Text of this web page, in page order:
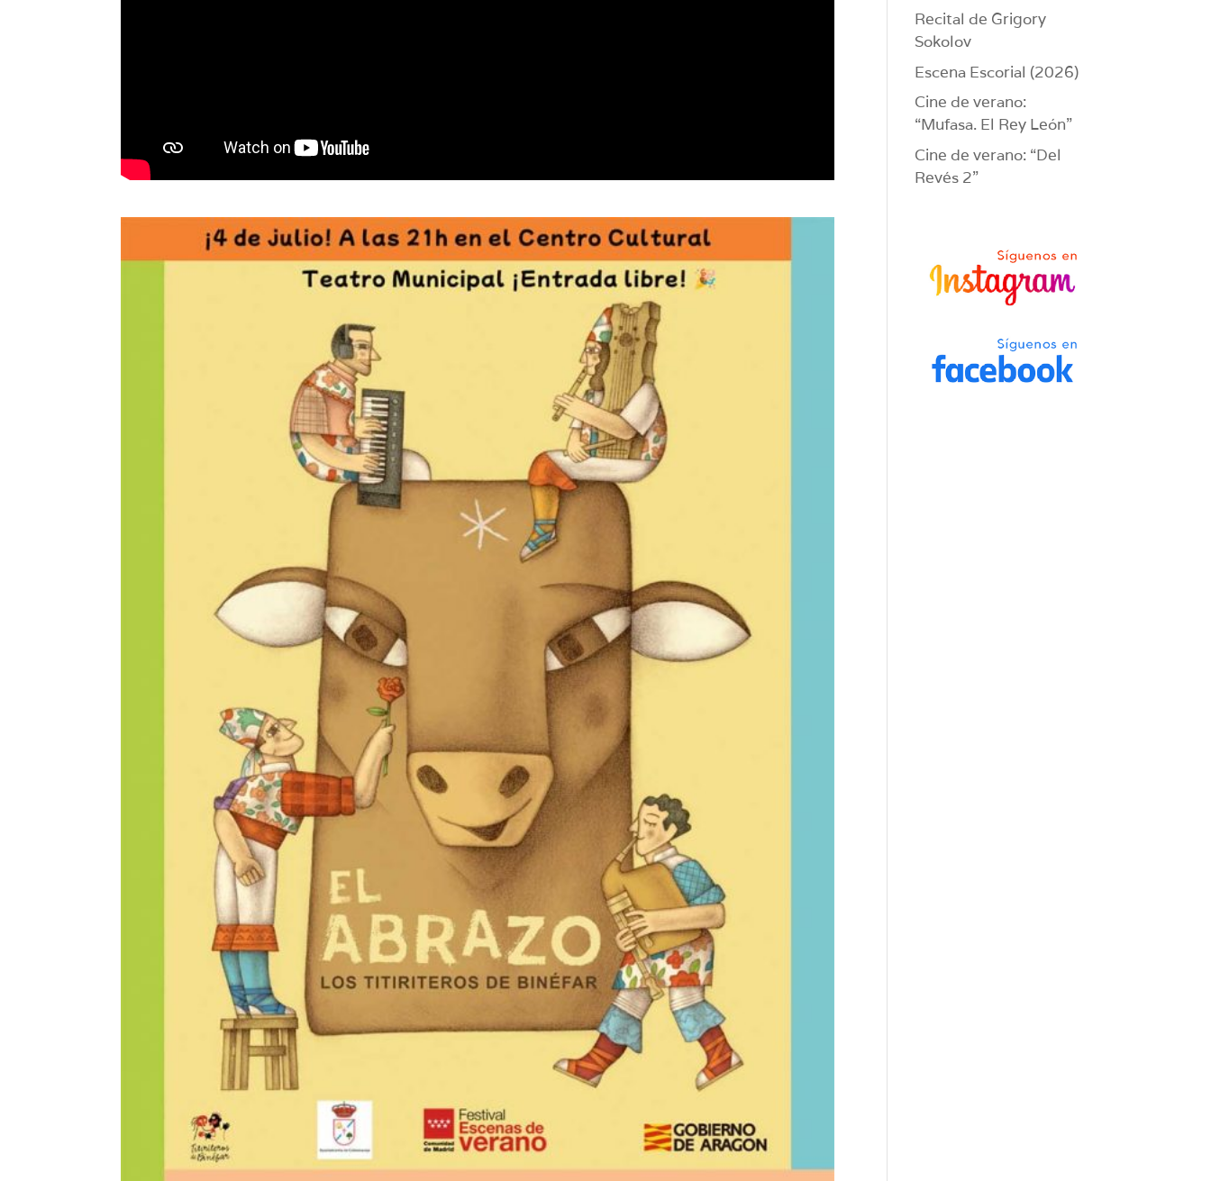
Recital de Grigory
Sokolov
Escena Escorial (2026)
Cine de verano:
“Mufasa. El Rey León”
Cine de verano: “Del
Revés 2”